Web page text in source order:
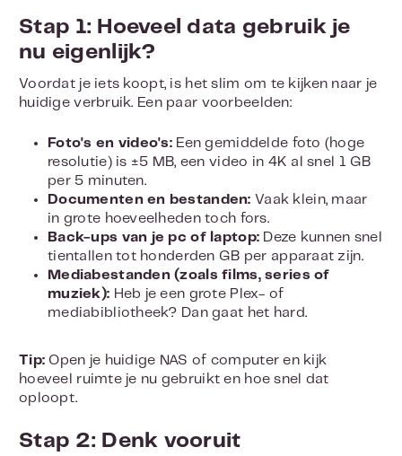
Stap 1: Hoeveel data gebruik je
nu eigenlijk?
Voordat je iets koopt, is het slim om te kijken naar je
huidige verbruik. Een paar voorbeelden:
Foto's en video's: Een gemiddelde foto (hoge
resolutie) is ±5 MB, een video in 4K al snel 1 GB
per 5 minuten.
Documenten en bestanden: Vaak klein, maar
in grote hoeveelheden toch fors.
Back-ups van je pc of laptop: Deze kunnen snel
tientallen tot honderden GB per apparaat zijn.
Mediabestanden (zoals films, series of
muziek): Heb je een grote Plex- of
mediabibliotheek? Dan gaat het hard.
Tip: Open je huidige NAS of computer en kijk
hoeveel ruimte je nu gebruikt en hoe snel dat
oploopt.
Stap 2: Denk vooruit